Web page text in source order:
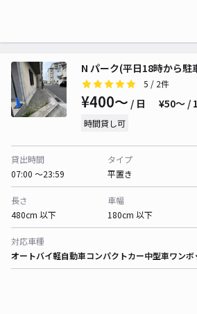
N パーク(平日18時から駐
5 / 2件
¥400〜 / 日 ¥50〜 /
時間貸し可
貸出時間
07:00 〜23:59
タイプ
平置き
長さ
480cm 以下
車幅
180cm 以下
対応車種
オートバイ軽自動車コンパクトカー中型車ワンボ